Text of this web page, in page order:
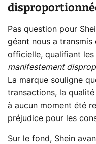
Pas question pour
géant nous a
officielle, qualifiant les
manifestement
La marque souligne
transactions, la
à aucun moment été
préjudice pour les
Sur le fond, Shein